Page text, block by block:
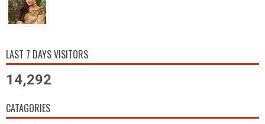
LAST 7 DAYS VISITORS
14,292
CATAGORIES